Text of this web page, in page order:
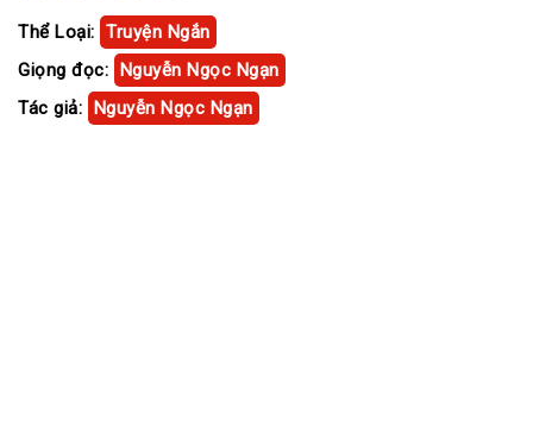
Thể Loại: Truyện Ngắn
Giọng đọc: Nguyễn Ngọc Ngạn
Tác giả: Nguyễn Ngọc Ngạn